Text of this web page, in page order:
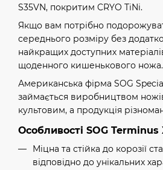
S35VN, покритим CRYO TiNi.
Якщо вам потрібно
середнього розміру без
найкращих доступних
щоденного кишенькового ножа.
Американська фірма SOG
займається виробництвом ножів
культовим, а продукція
Особливості SOG Terminus
Міцна та стійка до корозії
відповідно до унікальних